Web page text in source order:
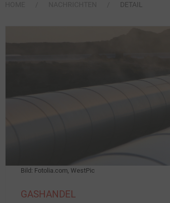
DETAIL
Bild: Fotolia.com, WestPic
GASHANDEL